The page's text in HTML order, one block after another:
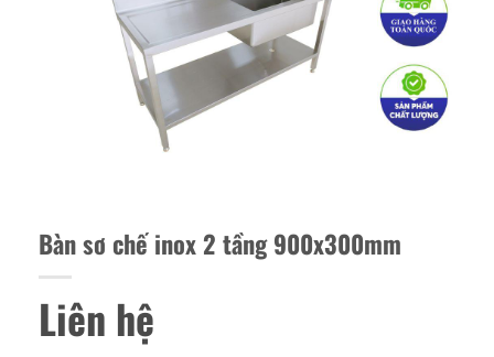
Bàn sơ chế inox 2 tầng 900x300mm
Liên hệ